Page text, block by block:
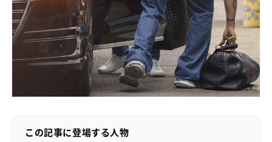
この記事に登場する人物